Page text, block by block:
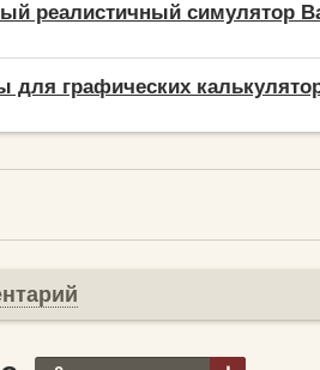
реалистичный симулятор
для графических